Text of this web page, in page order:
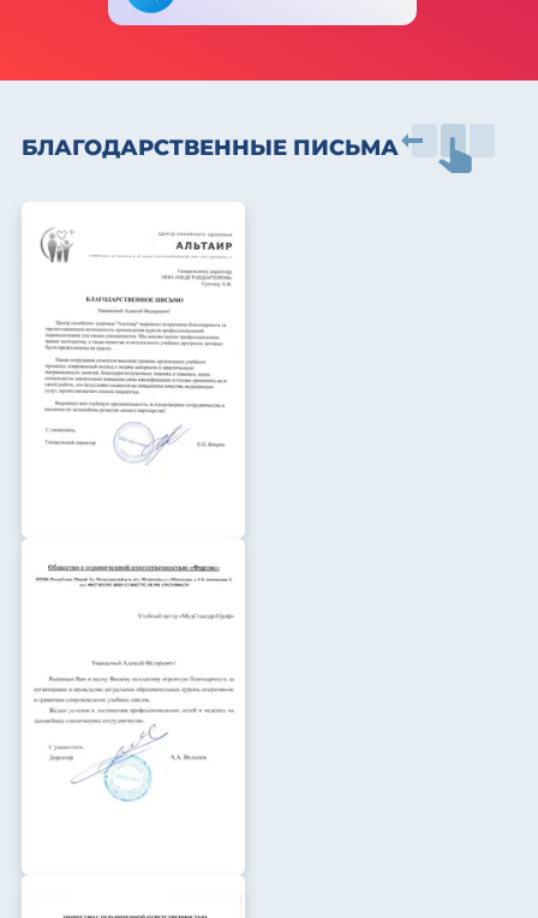
БЛАГОДАРСТВЕННЫЕ ПИСЬМА